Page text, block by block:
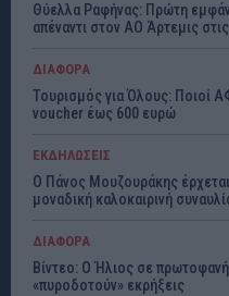
Θύελλα Ραφήνας: Πρώτη
απέναντι στον ΑΟ Άρτεμις
ΔΙΑΦΟΡΑ
Τουρισμός για Όλους: Ποιοί
voucher έως 600 ευρώ
ΕΚΔΗΛΩΣΕΙΣ
Ο Πάνος Μουζουράκης
μοναδική καλοκαιρινή
ΔΙΑΦΟΡΑ
Βίντεο: Ο Ήλιος σε
«πυροδοτούν» εκρήξεις